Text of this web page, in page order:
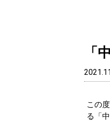
「
この
る「